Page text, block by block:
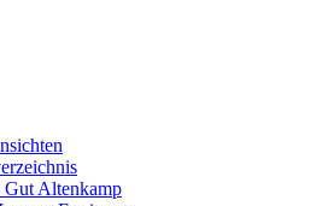
Altenkamp